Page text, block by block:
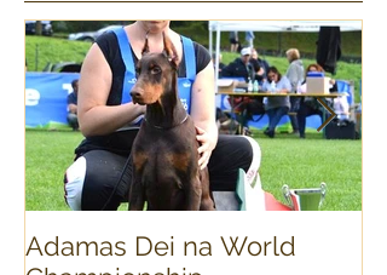
Adamas Dei na World